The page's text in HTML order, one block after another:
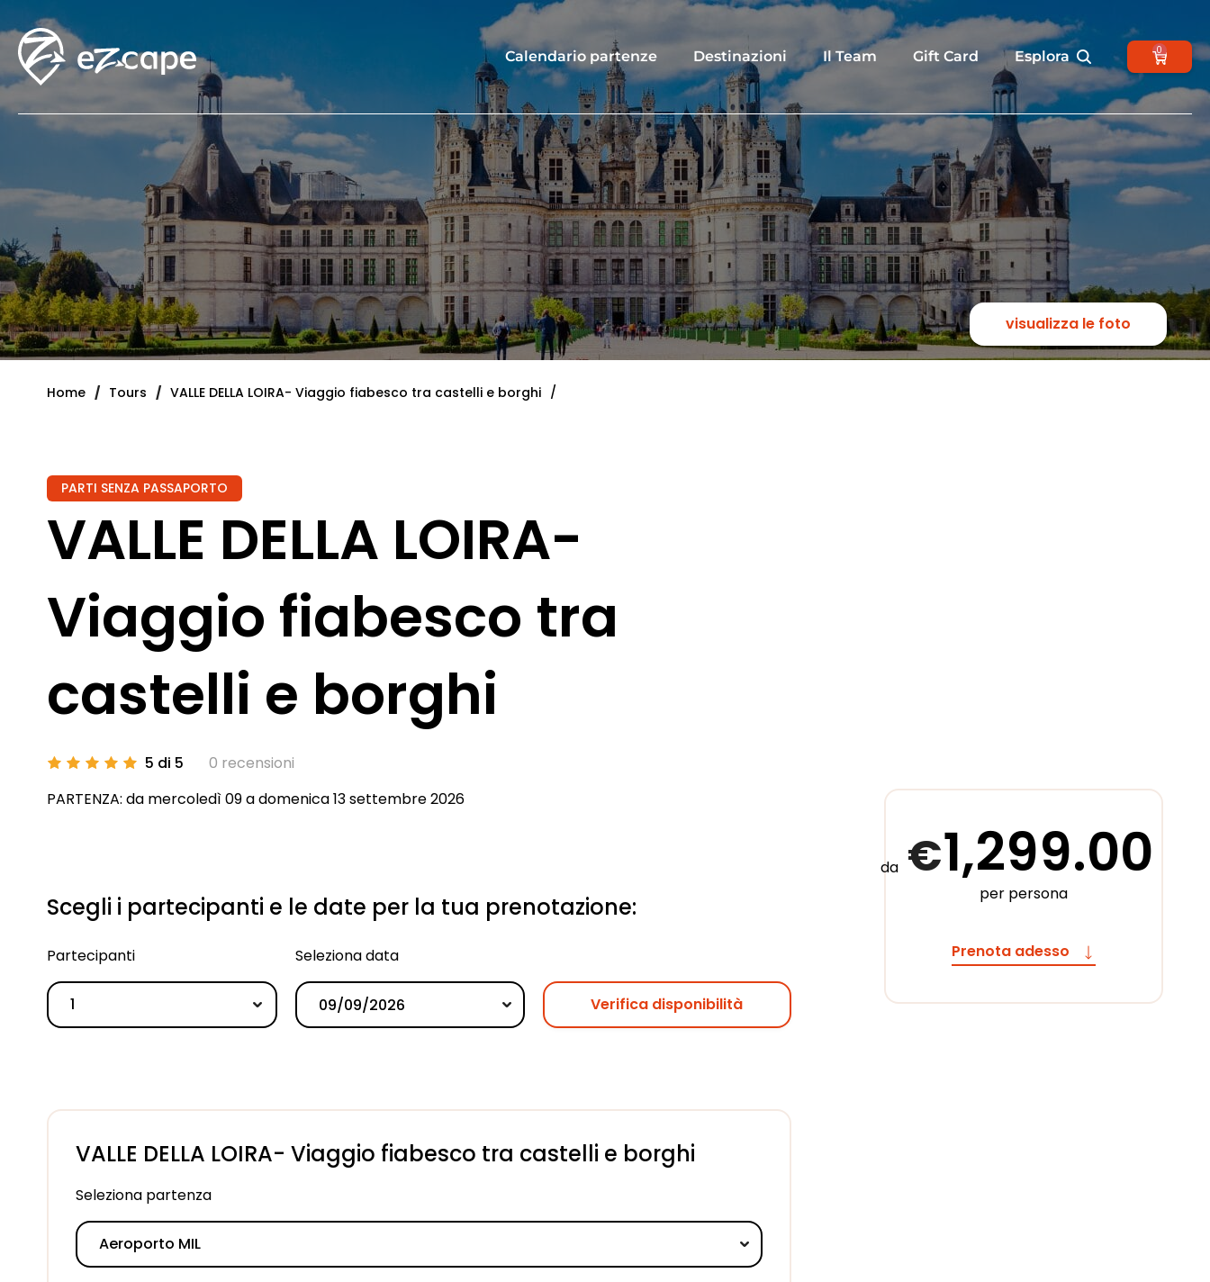
Calendario partenze Destinazioni Il Team Gift Card Esplora 0
visualizza le foto
Home Tours VALLE DELLA LOIRA- Viaggio fiabesco tra castelli e borghi
PARTI SENZA PASSAPORTO
VALLE DELLA LOIRA-
Viaggio fiabesco tra
castelli e borghi
5 di 5
0 recensioni
PARTENZA: da mercoledì 09 a domenica 13 settembre 2026
Scegli i partecipanti e le date per la tua prenotazione:
Partecipanti
1
Seleziona data
Verifica disponibilità
VALLE DELLA LOIRA- Viaggio fiabesco tra castelli e borghi
Seleziona partenza
da €1,299.00
per persona
Prenota adesso